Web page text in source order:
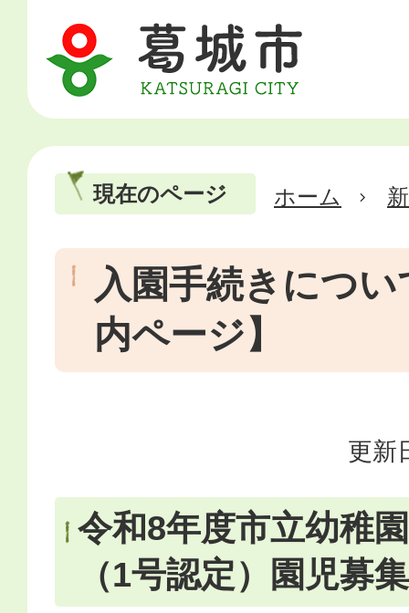
現在のページ ホーム
入園手続きにつ
内ページ】
更新
令和8年度市立幼稚
（1号認定）園児募集